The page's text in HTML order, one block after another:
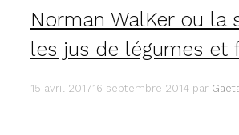
Norman WalKer ou la
les jus de légumes et
15 avril 201716 septembre 2014 par